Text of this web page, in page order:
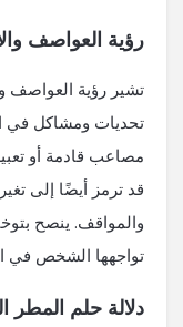
رؤية العواصف
تشير رؤية العواصف
تحديات ومشاكل في
مصاعب قادمة أو
قد ترمز أيضًا إلى
والمواقف. ينصح
تواجهها الشخص في
دلالة حلم المطر